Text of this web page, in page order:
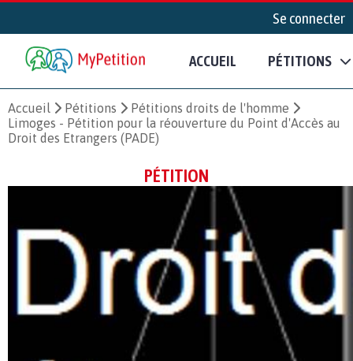
Se connecter
ACCUEIL PÉTITIONS
Accueil Pétitions
Pétitions droits de l'homme
Limoges - Pétition pour la réouverture du Point d'Accès au
Droit des Etrangers (PADE)
PÉTITION